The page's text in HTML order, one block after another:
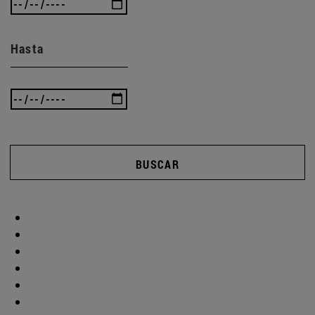
Hasta
BUSCAR